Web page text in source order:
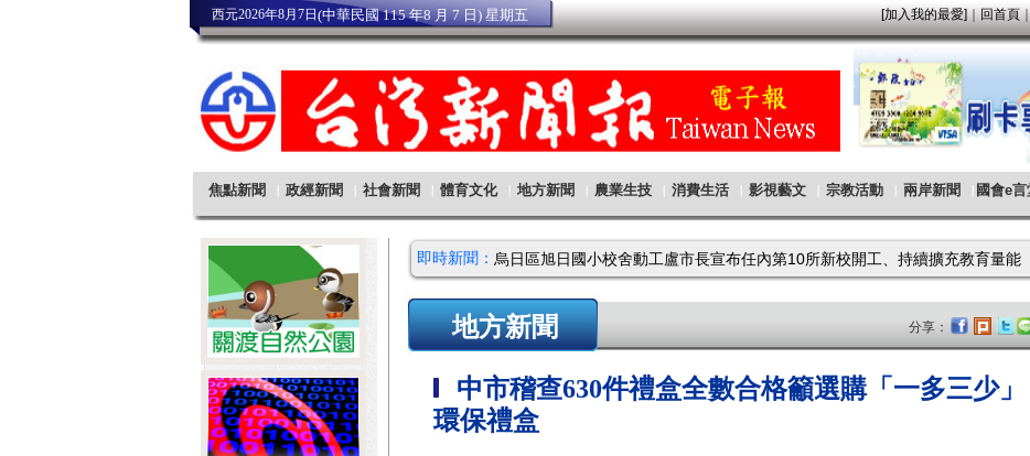
即時新聞：
地方新聞 分享：
中市稽查630件禮盒全數合格籲選購「一多三少」
環保禮盒